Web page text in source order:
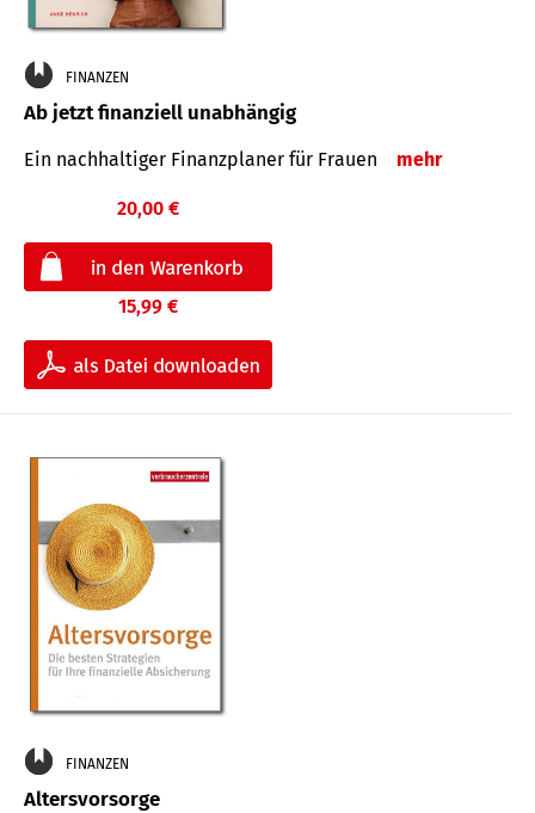
FINANZEN
Ab jetzt finanziell unabhängig
Ein nachhaltiger Finanzplaner für Frauen mehr
20,00 €
15,99 €
FINANZEN
Altersvorsorge